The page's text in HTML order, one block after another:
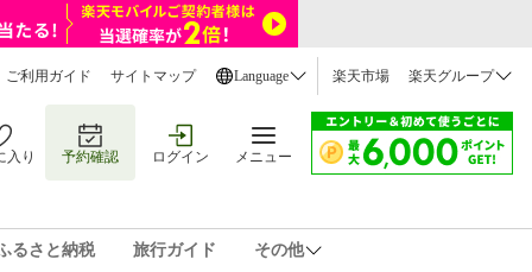
ご利用ガイド サイトマップ Language 楽天市場 楽天グループ
入り 予約確認 ログイン メニュー
るさと納税 旅行ガイド その他